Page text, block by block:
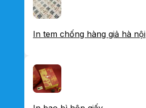
In tem chống hàng giả hà nội